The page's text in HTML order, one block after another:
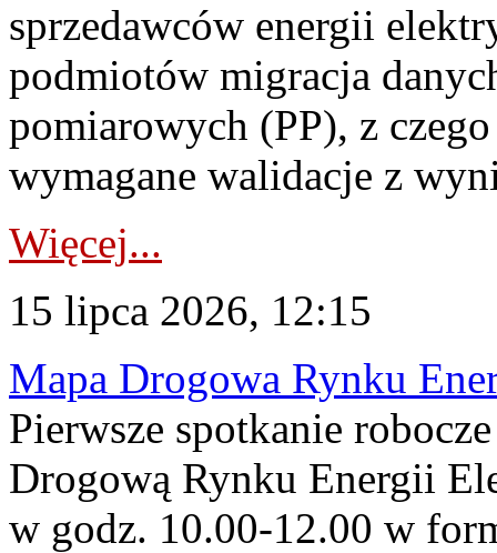
sprzedawców energii
podmiotów migracja
pomiarowych (PP), z
wymagane walidacje z
Więcej...
15 lipca 2026, 12:15
Mapa Drogowa Rynku
Pierwsze spotkanie
Drogową Rynku Energii
w godz. 10.00-12.00 w